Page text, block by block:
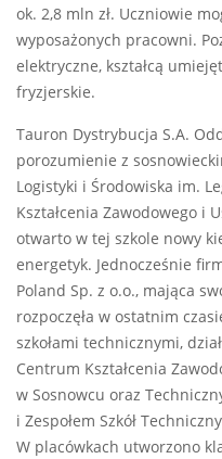
ok. 2,8 mln zł. Uczniowie
wyposażonych pracowni.
elektryczne, kształcą
fryzjerskie.
Tauron Dystrybucja S.A.
porozumienie z
Logistyki i Środowiska im.
Kształcenia Zawodowego i
otwarto w tej szkole nowy
energetyk. Jednocześnie
Poland Sp. z o.o., mająca
rozpoczęła w ostatnim
szkołami technicznymi,
Centrum Kształcenia
w Sosnowcu oraz
i Zespołem Szkół
W placówkach utworzono